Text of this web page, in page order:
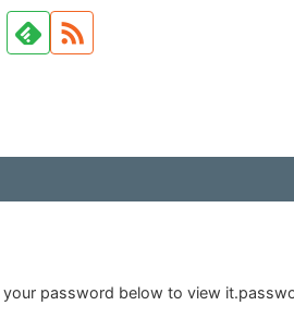
password below to view